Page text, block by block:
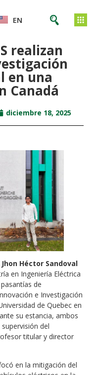
EN
realizan
en una
Canadá
diciembre 18, 2025
Jhon Héctor Sandoval
en Ingeniería Eléctrica
de
e Investigación
de Quebec en
su estancia, ambos
del
titular y director
en la mitigación del